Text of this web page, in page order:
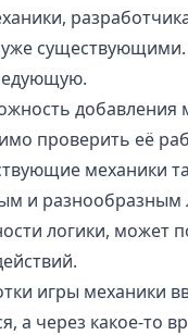
уже существующими.
.
проверить её
механики
и
логики, может
игры механики
а через какое-то